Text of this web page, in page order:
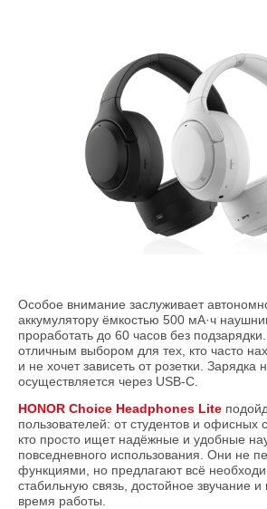
Особое внимание заслуживает
аккумулятору ёмкостью 500 мА·ч
проработать до 60 часов без
отличным выбором для тех, кто часто
и не хочет зависеть от розетки. Зарядка
осуществляется через USB-C.
HONOR Choice Headphones Lite
пользователей: от студентов и офисных
кто просто ищет надёжные и удобные
повседневного использования. Они не
функциями, но предлагают всё
стабильную связь, достойное звучание
время работы.